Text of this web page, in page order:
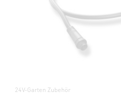
24V-Garten Zubehör